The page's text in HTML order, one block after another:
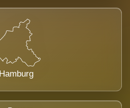
Hamburg